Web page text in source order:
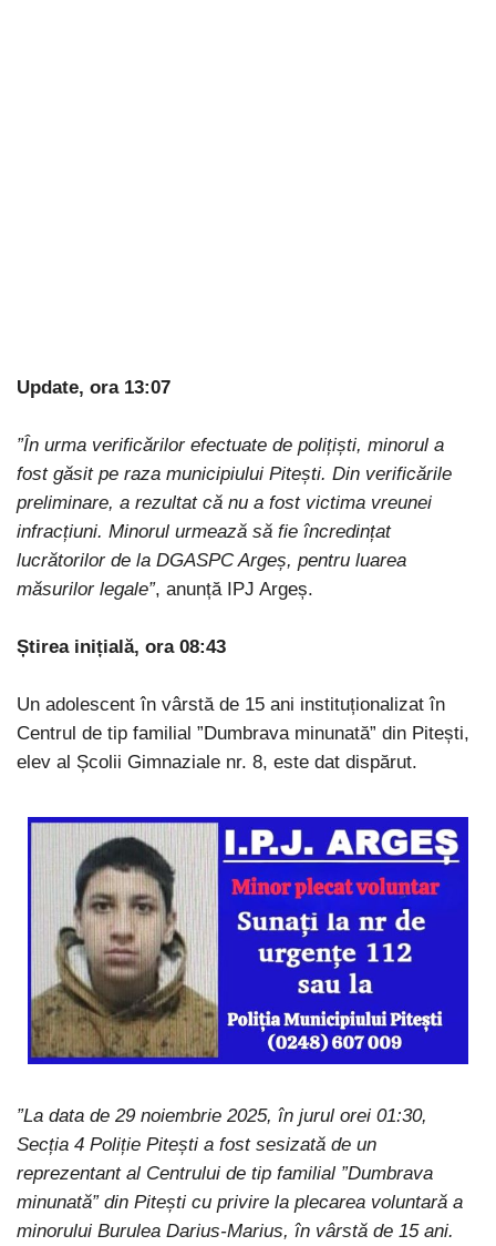
Update, ora 13:07
”În urma verificărilor efectuate de polițiști, minorul a
fost găsit pe raza municipiului Pitești. Din verificările
preliminare, a rezultat că nu a fost victima vreunei
infracțiuni. Minorul urmează să fie încredințat
lucrătorilor de la DGASPC Argeș, pentru luarea
măsurilor legale”, anunță IPJ Argeș.
Știrea inițială, ora 08:43
Un adolescent în vârstă de 15 ani instituționalizat în
Centrul de tip familial ”Dumbrava minunată” din Pitești,
elev al Școlii Gimnaziale nr. 8, este dat dispărut.
”La data de 29 noiembrie 2025, în jurul orei 01:30,
Secția 4 Poliție Pitești a fost sesizată de un
reprezentant al Centrului de tip familial ”Dumbrava
minunată” din Pitești cu privire la plecarea voluntară a
minorului Burulea Darius-Marius, în vârstă de 15 ani.